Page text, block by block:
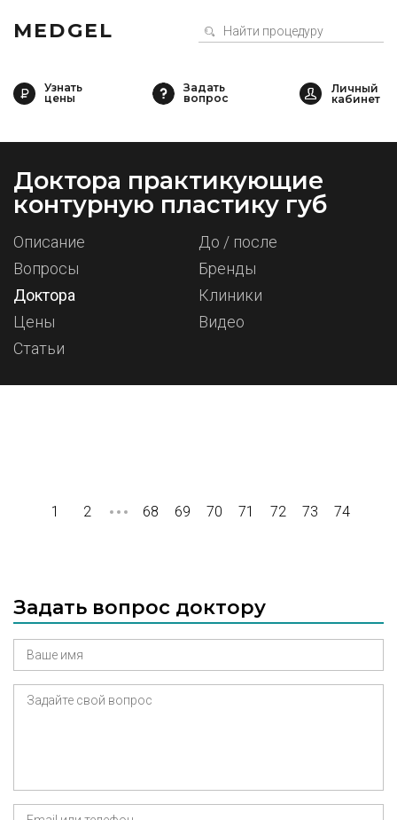
MEDGEL
Узнать
цены
Задать
вопрос
Доктора практикующие
контурную пластику губ
Описание
До / после
Вопросы
Бренды
Доктора
Клиники
Цены
Видео
Статьи
1 2 68 69 70 71 72 73 74
Задать вопрос доктору